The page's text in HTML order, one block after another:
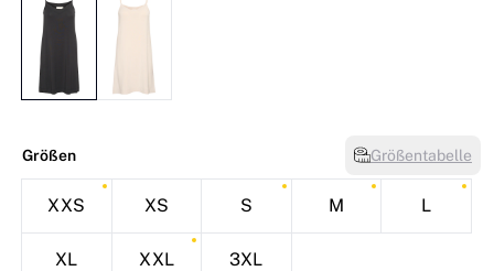
Größen Größentabelle
XXS XS S M L
XL XXL 3XL